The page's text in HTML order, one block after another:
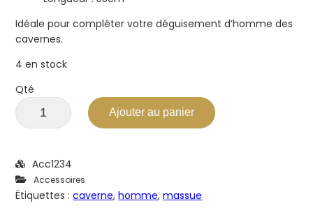
Idéale pour compléter votre déguisement d’homme des
cavernes.
4 en stock
Qté
Ajouter au panier
Acc1234
Accessoires
Étiquettes :caverne,homme,massue